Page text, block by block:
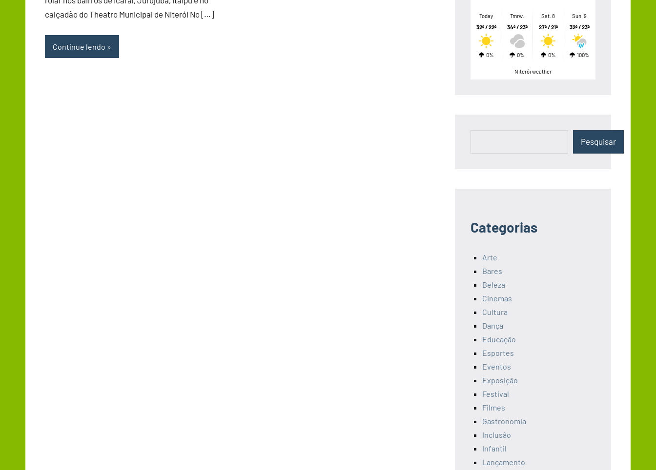
calçadão do Theatro Municipal de Niterói No […]
Continue lendo
Today
32º / 22º
0%
Tmrw.
34º / 23º
0%
Sat. 8
27º / 21º
0%
Sun. 9
32º / 23º
100%
Niterói weather
Pesquisar
Categorias
Arte
Bares
Beleza
Cinemas
Cultura
Dança
Educação
Esportes
Eventos
Exposição
Festival
Filmes
Gastronomia
Inclusão
Infantil
Lançamento